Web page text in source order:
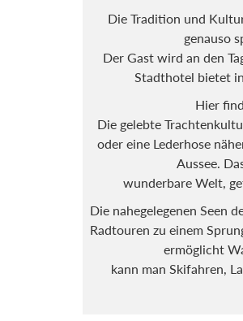
Die Tradition und
genauso
Der Gast wird an den
Stadthotel bietet
Hier
Die gelebte
oder eine Lederhose
Aussee.
wunderbare Welt,
Die nahegelegenen Seen
Radtouren zu einem
ermöglicht
kann man Skifahren,